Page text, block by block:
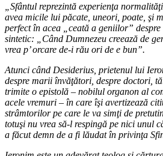
„Sfântul reprezintă experienţa
avea micile lui păcate, uneori, poate, şi
perfect în acea „ceată a geniilor”
sintetic: „Când Dumnezeu creează de
vrea p’ orcare de-i rău ori de e bun”.
Atunci când Desiderius, prietenul lui
despre marii învăţători, despre doctori,
trimite o epistolă – nobilul organon al
acele vremuri – în care îşi avertizează
strâmtorilor pe care le va simţi de
totuşi nu vrea să-l respingă pe nici unul
a făcut demn de a fi lăudat în privinţa